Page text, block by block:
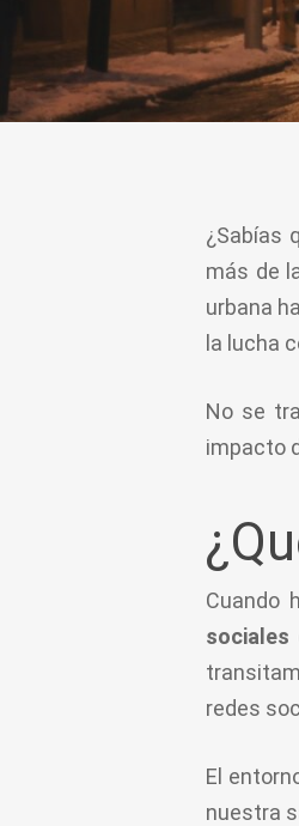
¿Sabías
más de
urbana
la lucha
No se
impacto
Cuando
sociales
redes
El
nuestra